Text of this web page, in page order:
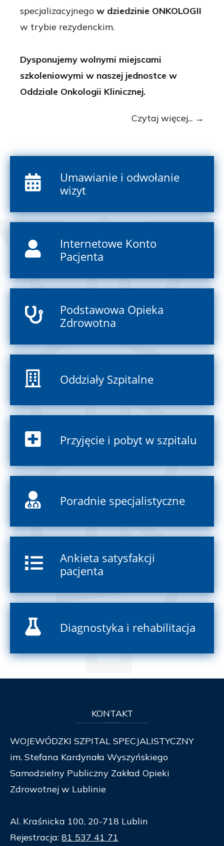
specjalizacyjnego w dziedzinie ONKOLOGII
w trybie rezydenckim.
Dysponujemy wolnymi miejscami
szkoleniowymi w naszej jednostce w
Oddziale Onkologii Klinicznej.
Czytaj więcej...
Umawianie i odwołanie
wizyt
Internetowe Konto
Pacjenta
Podstawowa Opieka
Zdrowotna
Oddziały Szpitalne
Przyjęcie i pobyt w szpitalu
Poradnie specjalistyczne
Ankieta satysfakcji
pacjenta
Diagnostyka i rehabilitacja
KONTAKT
WOJEWÓDZKI SZPITAL SPECJALISTYCZNY
im. Stefana Kardynała Wyszyńskiego
Samodzielny Publiczny Zakład Opieki
Zdrowotnej w Lublinie
Al. Kraśnicka 100, 20-718 Lublin
Rejestracja: 81 537 41 71